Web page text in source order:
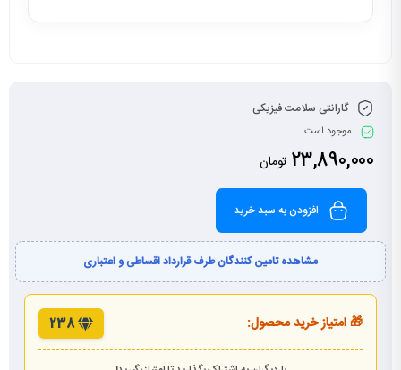
گارانتی سلامت فیزیکی
موجود است
23,890,000 تومان
افزودن به سبد خرید
مشاهده تامین کنندگان طرف قرارداد اقساطی و اعتباری
🎁 امتیاز خرید محصول: 238